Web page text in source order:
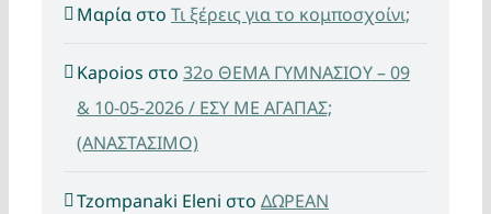
Μαρία στο Τι ξέρεις για το κομποσχοίνι;
Kapoios στο 32ο ΘΕΜΑ ΓΥΜΝΑΣΙΟΥ – 09
& 10-05-2026 / ΕΣΥ ΜΕ ΑΓΑΠΑΣ;
(ΑΝΑΣΤΑΣΙΜΟ)
Tzompanaki Eleni στο ΔΩΡΕΑΝ